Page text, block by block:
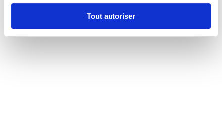
Tout autoriser